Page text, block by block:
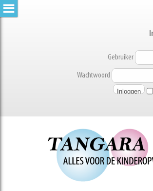
Gebruiker
Wachtwoord